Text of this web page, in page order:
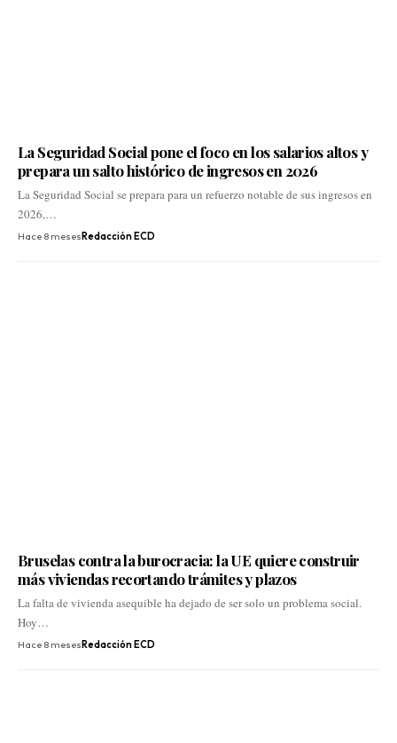
La Seguridad Social pone el foco en los salarios altos y
prepara un salto histórico de ingresos en 2026
La Seguridad Social se prepara para un refuerzo notable de sus ingresos en
2026,…
Hace 8 meses Redacción ECD
Bruselas contra la burocracia: la UE quiere construir
más viviendas recortando trámites y plazos
La falta de vivienda asequible ha dejado de ser solo un problema social.
Hoy…
Hace 8 meses Redacción ECD